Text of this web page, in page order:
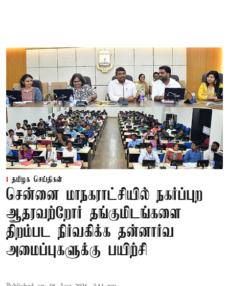
தமிழக செய்திகள்
சென்னை மாநகராட்சியில் நகர்ப்புற
ஆதரவற்றோர் தங்குமிடங்களை
திறம்பட நிர்வகிக்க தன்னார்வ
அமைப்புகளுக்கு பயிற்சி